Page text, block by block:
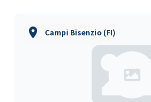
Campi Bisenzio (FI)